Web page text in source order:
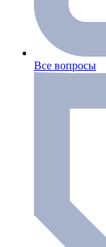
Все вопросы